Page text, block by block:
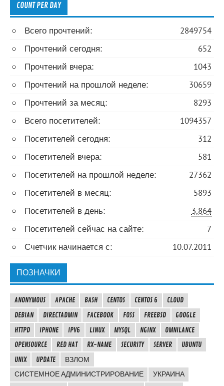
COUNT PER DAY
2849754
Всего прочтений:
652
Прочтений сегодня:
1043
Прочтений вчера:
30659
Прочтений на прошлой неделе:
8293
Прочтений за месяц:
1094357
Всего посетителей:
312
Посетителей сегодня:
581
Посетителей вчера:
27362
Посетителей на прошлой неделе:
5893
Посетителей в месяц:
3,864
Посетителей в день:
7
Посетителей сейчас на сайте:
10.07.2011
Счетчик начинается с:
ПОЗНАЧКИ
ANONYMOUS APACHE BASH CENTOS CENTOS 6
CLOUD
DEBIAN
DIRECTADMIN FACEBOOK FOSS FREEBSD
GOOGLE
HTTPD
IPHONE IPV6 LINUX MYSQL NGINX
OMNILANCE
OPENSOURCE
RED HAT RX-NAME SECURITY SERVER
UBUNTU
UNIX
UPDATE
ВЗЛОМ
СИСТЕМНОЕ АДМИНИСТРИРОВАНИЕ
УКРАИНА